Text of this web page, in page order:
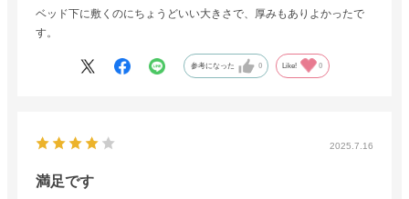
ベッド下に敷くのにちょうどいい大きさで、厚みもありよかったで
す。
参考になった 0 Like! 0
2025.7.16
満足です